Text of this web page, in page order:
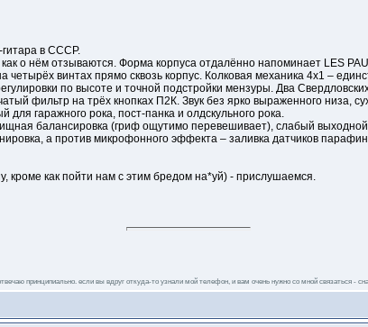
в СССР.
о нём отзываются. Форма корпуса отдалённо напоминает LES
четырёх винтах прямо сквозь корпус. Колковая механика 4х1 –
по высоте и точной подстройки мензуры. Два
фильтр на трёх кнопках П2К. Звук без ярко выраженного низа,
для гаражного рока, пост-панка и олдскульного рока.
балансировка (гриф ощутимо перевешивает), слабый
а против микрофонного эффекта – заливка датчиков
кроме как пойти нам с этим бредом на*уй) - прислушаемся.
принципиально. если вы вдруг откуда-то узнали мой телефон, и вам очень нужно со мной связаться -